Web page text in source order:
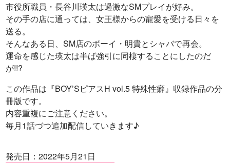
市役所職員・長谷川瑛太は過激なSMプレイが好み。
その手の店に通っては、女王様からの寵愛を受ける日々を
送る。
そんなある日、SM店のボーイ・明貴とシャバで再会。
運命を感じた瑛太は半ば強引に同棲することにしたのだ
が!!?
この作品は『BOY’SピアスH vol.5 特殊性癖』収録作品の分
冊版です。
内容重複にご注意ください。
毎月1話づつ追加配信していきます♪
発売日：2022年5月21日